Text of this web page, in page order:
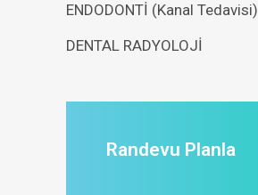
ENDODONTİ (Kanal Tedavisi)
DENTAL RADYOLOJİ
Randevu Planla